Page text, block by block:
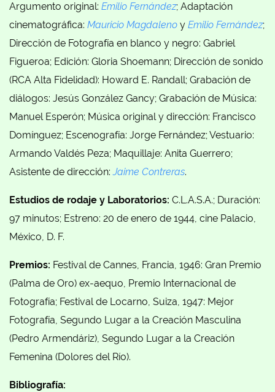
Argumento original: Emilio Fernández; Adaptación
cinematográfica: Mauricio Magdaleno y Emilio Fernández;
Dirección de Fotografía en blanco y negro: Gabriel
Figueroa; Edición: Gloria Shoemann; Dirección de sonido
(RCA Alta Fidelidad): Howard E. Randall; Grabación de
diálogos: Jesús González Gancy; Grabación de Música:
Manuel Esperón; Música original y dirección: Francisco
Domínguez; Escenografía: Jorge Fernández; Vestuario:
Armando Valdés Peza; Maquillaje: Anita Guerrero;
Asistente de dirección:Jaime Contreras.
Estudios de rodaje y Laboratorios: C.L.A.S.A.; Duración:
97 minutos; Estreno: 20 de enero de 1944, cine Palacio,
México, D. F.
Premios: Festival de Cannes, Francia, 1946: Gran Premio
(Palma de Oro) ex-aequo, Premio Internacional de
Fotografía; Festival de Locarno, Suiza, 1947: Mejor
Fotografía, Segundo Lugar a la Creación Masculina
(Pedro Armendáriz), Segundo Lugar a la Creación
Femenina (Dolores del Río).
Bibliografía: